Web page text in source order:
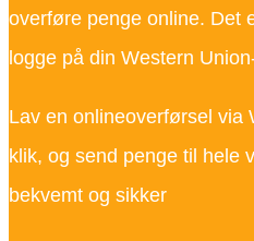
overføre penge online. Det
logge på din Western
Lav en onlineoverførsel via
klik, og send penge til hele
bekvemt og sikker